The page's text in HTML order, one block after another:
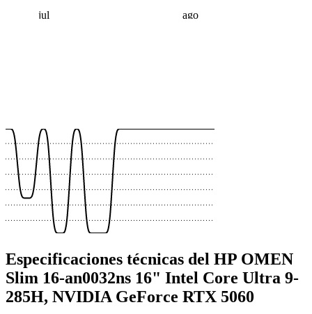
jul ago
Especificaciones técnicas del HP OMEN
Slim 16-an0032ns 16" Intel Core Ultra 9-
285H, NVIDIA GeForce RTX 5060